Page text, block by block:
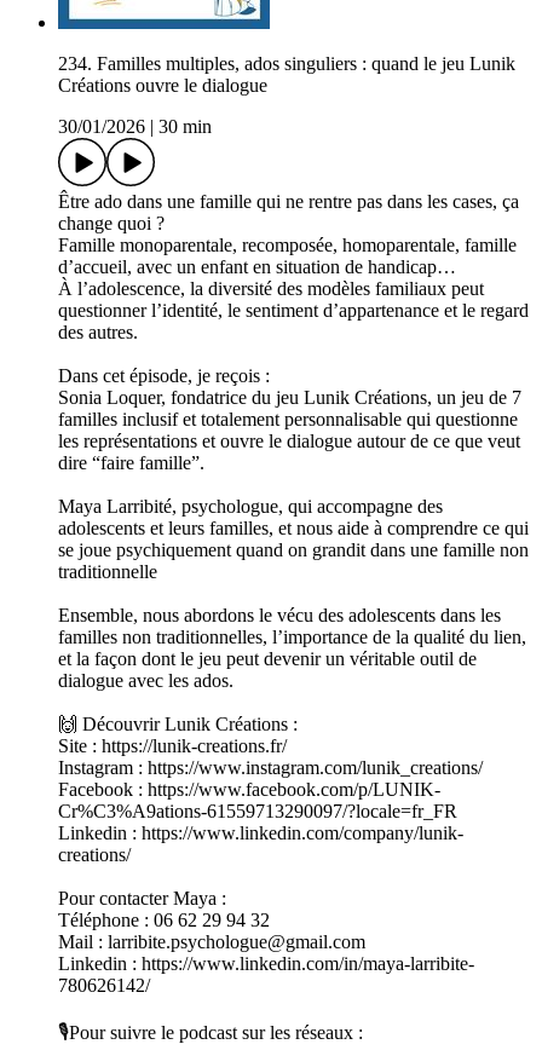
234. Familles multiples, ados singuliers : quand le jeu Lunik
Créations ouvre le dialogue
30/01/2026
30 min
Être ado dans une famille qui ne rentre pas dans les cases, ça
change quoi ?
Famille monoparentale, recomposée, homoparentale, famille
d’accueil, avec un enfant en situation de handicap…
À l’adolescence, la diversité des modèles familiaux peut
questionner l’identité, le sentiment d’appartenance et le regard
des autres.
Dans cet épisode, je reçois :
Sonia Loquer, fondatrice du jeu Lunik Créations, un jeu de 7
familles inclusif et totalement personnalisable qui questionne
les représentations et ouvre le dialogue autour de ce que veut
dire “faire famille”.
Maya Larribité, psychologue, qui accompagne des
adolescents et leurs familles, et nous aide à comprendre ce qui
se joue psychiquement quand on grandit dans une famille non
traditionnelle
Ensemble, nous abordons le vécu des adolescents dans les
familles non traditionnelles, l’importance de la qualité du lien,
et la façon dont le jeu peut devenir un véritable outil de
dialogue avec les ados.
🙌 Découvrir Lunik Créations :
Site : https://lunik-creations.fr/
Instagram : https://www.instagram.com/lunik_creations/
Facebook : https://www.facebook.com/p/LUNIK-
Cr%C3%A9ations-61559713290097/?locale=fr_FR
Linkedin : https://www.linkedin.com/company/lunik-
creations/
Pour contacter Maya :
Téléphone : 06 62 29 94 32
Mail : larribite.psychologue@gmail.com
Linkedin : https://www.linkedin.com/in/maya-larribite-
780626142/
🎙️Pour suivre le podcast sur les réseaux :